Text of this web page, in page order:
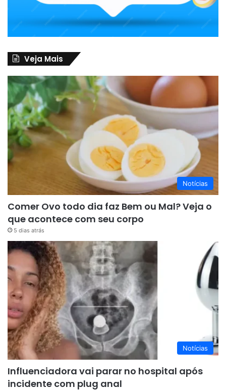
Veja Mais
Notícias
Comer Ovo todo dia faz Bem ou Mal? Veja o
que acontece com seu corpo
5 dias atrás
Notícias
Influenciadora vai parar no hospital após
incidente com plug anal